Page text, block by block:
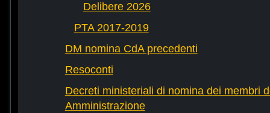
Delibere 2026
PTA 2017-2019
DM nomina CdA precedenti
Resoconti
Decreti ministeriali di nomina dei membri
Amministrazione